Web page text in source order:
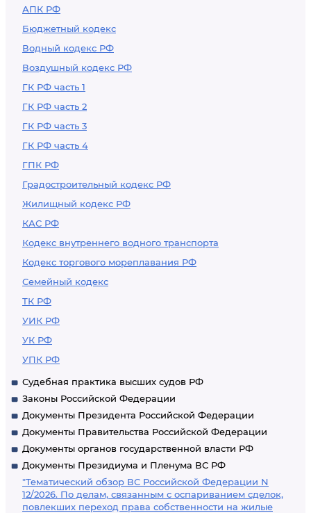
АПК РФ
Бюджетный кодекс
Водный кодекс РФ
Воздушный кодекс РФ
ГК РФ часть 1
ГК РФ часть 2
ГК РФ часть 3
ГК РФ часть 4
ГПК РФ
Градостроительный кодекс РФ
Жилищный кодекс РФ
КАС РФ
Кодекс внутреннего водного транспорта
Кодекс торгового мореплавания РФ
Семейный кодекс
ТК РФ
УИК РФ
УК РФ
УПК РФ
Судебная практика высших судов РФ
Законы Российской Федерации
Документы Президента Российской Федерации
Документы Правительства Российской Федерации
Документы органов государственной власти РФ
Документы Президиума и Пленума ВС РФ
"Тематический обзор ВС Российской Федерации N
12/2026. По делам, связанным с оспариванием сделок,
повлекших переход права собственности на жилые